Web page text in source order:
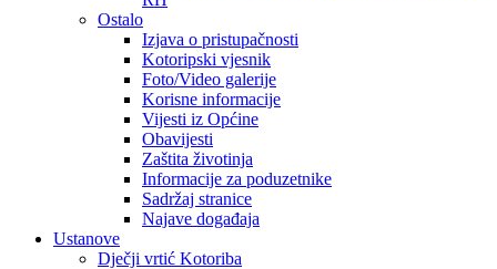
Ostalo
Izjava o pristupačnosti
Kotoripski vjesnik
Foto/Video galerije
Korisne informacije
Vijesti iz Općine
Obavijesti
Zaštita životinja
Informacije za poduzetnike
Sadržaj stranice
Najave događaja
Ustanove
Dječji vrtić Kotoriba